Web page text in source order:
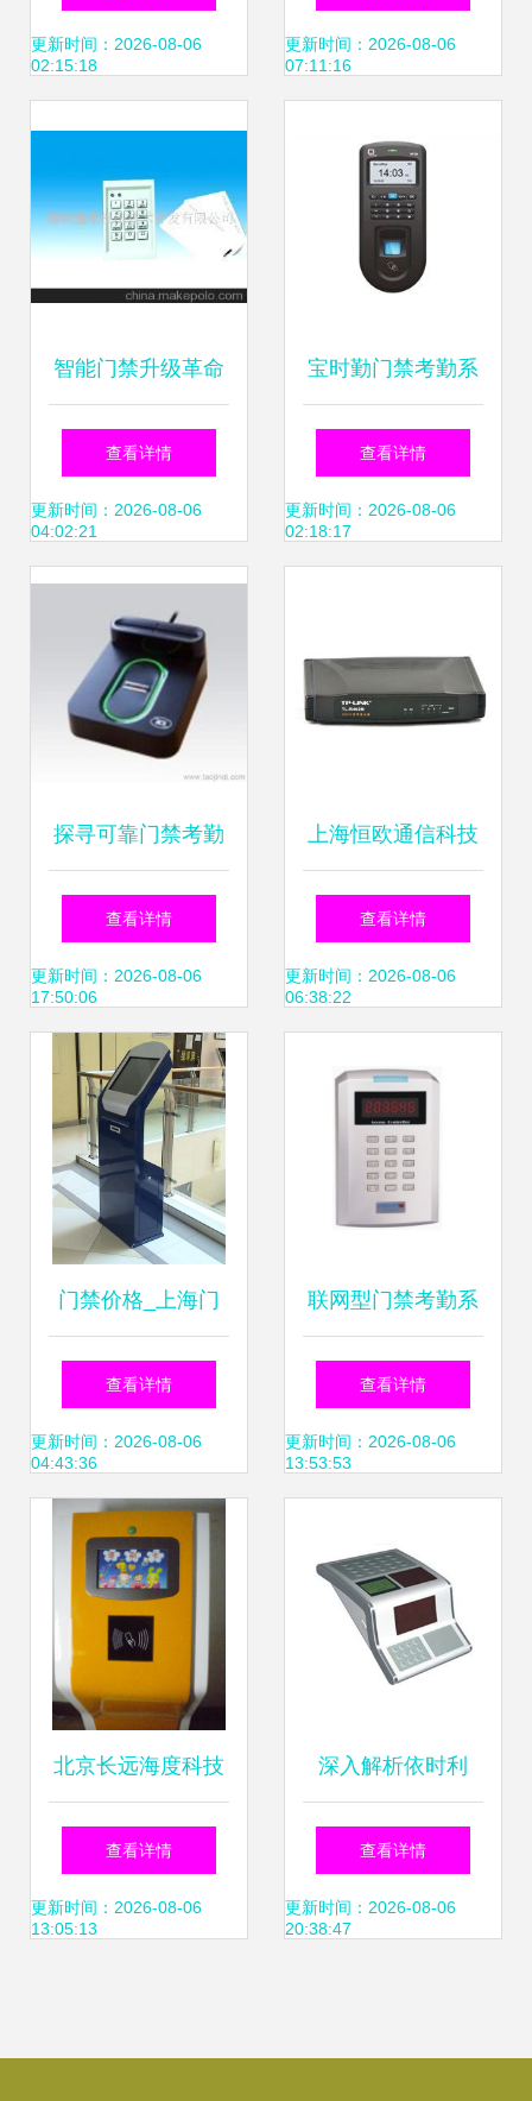
安防与考勤管理的
更新时间：2026-08-06
02:15:18
钢闸机如何重塑人
更新时间：2026-08-06
07:11:16
智能门禁升级革命
解锁苏浙沪皖闽赣
远程管控新体验，
高效系统深度起底
查看详情
更新时间：2026-08-06
04:02:21
宝时勤门禁考勤系
统全方位解析 报
价、性能与用户体
查看详情
更新时间：2026-08-06
02:18:17
探寻可靠门禁考勤
器材与系统 批发厂
家直供下的品牌典
范
查看详情
更新时间：2026-08-06
17:50:06
上海恒欧通信科技
门禁考勤与智能安
全一体化解决方案
查看详情
更新时间：2026-08-06
06:38:22
门禁价格_上海门
禁系统安装维护_
上海闵行区门禁生
产供应商_其他门
禁考勤器材及系统
尽在搜了网
查看详情
更新时间：2026-08-06
04:43:36
联网型门禁考勤系
统的优势与应用分
析——以川良九正
查看详情
更新时间：2026-08-06
13:53:53
北京长远海度科技
幼儿园立式多媒体
接送机系统价格优
查看详情
更新时间：2026-08-06
13:05:13
深入解析依时利
ER-691C考勤门禁
功能与应用的全面
查看详情
更新时间：2026-08-06
20:38:47